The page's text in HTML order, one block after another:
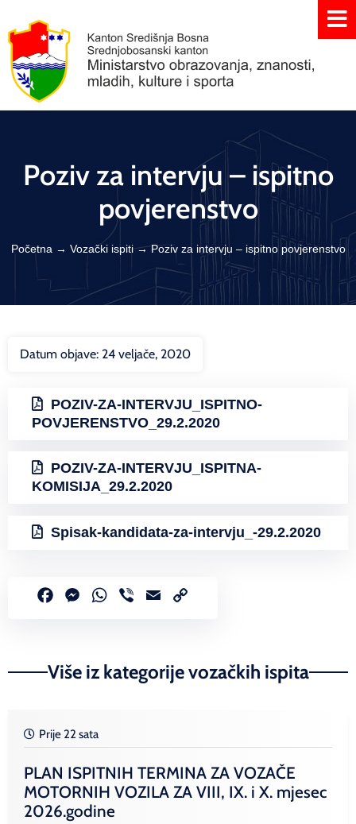
Poziv za intervju – ispitno
povjerenstvo
Početna → Vozački ispiti→Poziv za intervju – ispitno povjerenstvo
Datum objave: 24 veljače, 2020
POZIV-ZA-INTERVJU_ISPITNO-
POVJERENSTVO_29.2.2020
POZIV-ZA-INTERVJU_ISPITNA-
KOMISIJA_29.2.2020
Spisak-kandidata-za-intervju_-29.2.2020
FacebookMessenger
WhatsApp
Viber Email
Više iz kategorije vozačkih ispita
Prije 22 sata
PLAN ISPITNIH TERMINA ZA VOZAČE
MOTORNIH VOZILA ZA VIII, IX. i X. mjesec
2026.godine